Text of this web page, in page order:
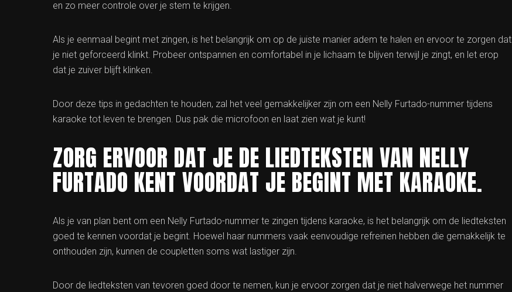
en zo meer controle over je stem te krijgen.
Als je eenmaal begint met zingen, is het belangrijk om op de juiste manier adem te halen en ervoor te zorgen dat
je niet geforceerd klinkt. Probeer ontspannen en comfortabel in je lichaam te blijven terwijl je zingt, en let erop
dat je zuiver blijft klinken.
Door deze tips in gedachten te houden, zal het veel gemakkelijker zijn om een Nelly Furtado-nummer tijdens
karaoke tot leven te brengen. Dus pak die microfoon en laat zien wat je kunt!
ZORG ERVOOR DAT JE DE LIEDTEKSTEN VAN NELLY
FURTADO KENT VOORDAT JE BEGINT MET KARAOKE.
Als je van plan bent om een Nelly Furtado-nummer te zingen tijdens karaoke, is het belangrijk om de liedteksten
goed te kennen voordat je begint. Hoewel haar nummers vaak eenvoudige refreinen hebben die gemakkelijk te
onthouden zijn, kunnen de coupletten soms wat lastiger zijn.
Door de liedteksten van tevoren goed door te nemen, kun je ervoor zorgen dat je niet halverwege het nummer